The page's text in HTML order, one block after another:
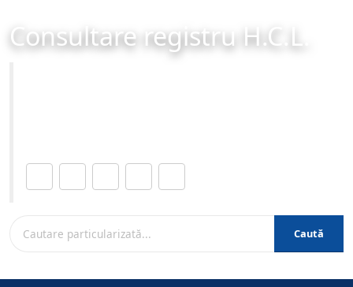
Consultare registru H.C.L.
Caută